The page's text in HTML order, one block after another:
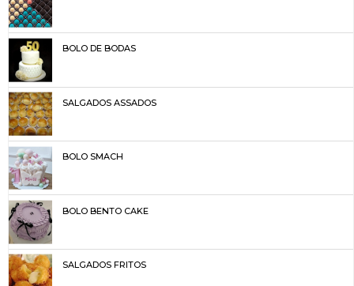
BOLO DE BODAS
SALGADOS ASSADOS
BOLO SMACH
BOLO BENTO CAKE
SALGADOS FRITOS